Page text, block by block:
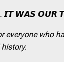
𝙄𝙏 𝙒𝘼𝙎 𝙊𝙐𝙍
everyone who